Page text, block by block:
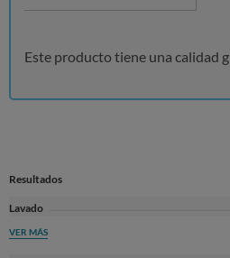
Este producto tiene una calidad
Resultados
Lavado
VER MÁS